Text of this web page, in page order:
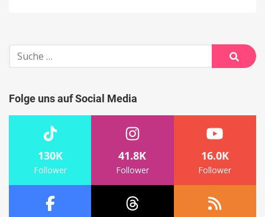
Suche
nach:
Suche
Folge uns auf Social Media
130K
Follower
41.8K
Follower
16.0K
Follower